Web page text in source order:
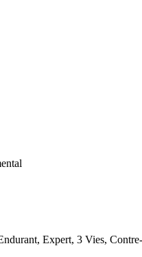
Expert, 3 Vies,